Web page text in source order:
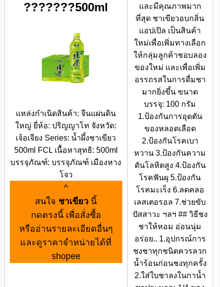
???????500ml
แหล่งกำเนิดสินค้า: จีนแผ่นดิน
ใหญ่ ยี่ห้อ: ปริญญาโท จังหวัด:
เจ้อเจียง Series: น้ำผึ้งชาเขียว
500ml FCL เนื้อหาสุทธิ: 500ml
บรรจุภัณฑ์: บรรจุภัณฑ์ เมืองหาง
โจว
^
สนใจ ชาเขียว นี้
กดตรงนี้ เพื่อสั่งซื้อ
หรืออ่านรายละเอียดอื่นๆ
และดูราคาจำหน่ายได้ที่
shopee
และมีคุณภาพมาก
ที่สุด ชาเขียวอบกลิ่น
แอปเปิล เป็นสินค้า
ใหม่เพื่อเพิ่มทางเลือก
ให้กลุ่มลูกค้าชอบลอง
ของใหม่ และเพื่อเพิ่ม
อรรถรสในการดื่มชา
มากยิ่งขึ้น ขนาด
บรรจุ: 100 กรัม
1.ป้องกันการอุดตัน
ของหลอดเลือด
2.ป้องกันโรคเบา
หวาน 3.ป้องกันความ
ดันโลหิตสูง 4.ป้องกัน
โรคฟันผุ 5.ป้องกัน
โรคมะเร็ง 6.ลดคลอ
เลสเตอรอล 7.ช่วยขับ
ปัสสาวะ ฯลฯ ## วิธีชง
ชาให้หอม อ่อนนุ่ม
อร่อย.. 1.อุปกรณ์การ
ชงชาทุกชนิดควรลวก
น้ำร้อนก่อนชงทุกครั้ง
2.ใส่ใบชาลงในกาน้ำ